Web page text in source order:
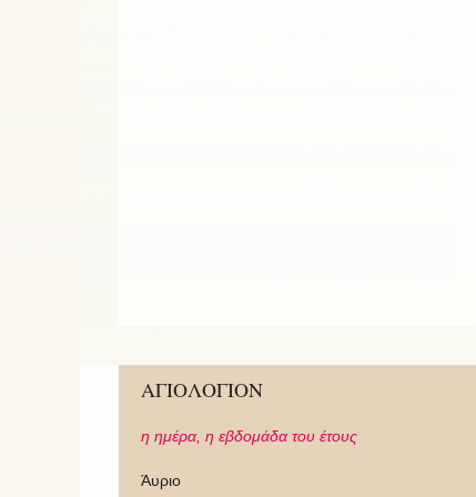
ΑΓΙΟΛΟΓΙΟΝ
η ημέρα, η εβδομάδα του έτους
Άυριο